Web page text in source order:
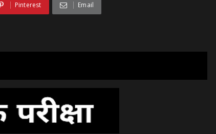
Pinterest Email